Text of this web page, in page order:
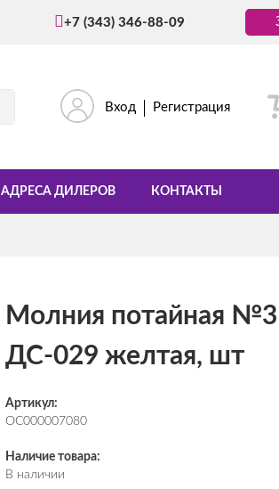
+7 (343) 346-88-09
Вход Регистрация
АДРЕСА ДИЛЕРОВ КОНТАКТЫ
Молния потайная
ДС-029 желтая, шт
Артикул:
ОС000007080
Наличие товара:
В наличии